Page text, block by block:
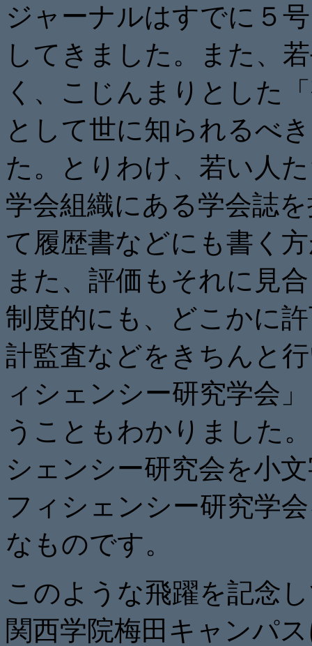
ジャーナルはすでに５
してきました。また、
く、こじんまりとした
として世に知られるべ
た。とりわけ、 若い人
学会組織にある学会誌
て履歴書などにも書く
また、 評価もそれに見
制度的にも、
どこかに
計監査などをきちんと
ィシェンシー研究学会」
うこともわかりました
シェンシー研究会を小
フィシェンシー研究学
なものです。
このような飛躍を記念
関西学院梅田キャンパ